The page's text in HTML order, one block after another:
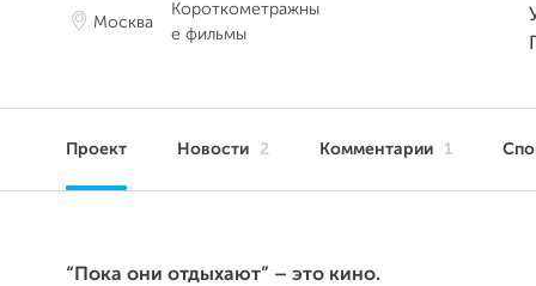
Москва
Короткометражны
е фильмы
Проект Новости 2 Комментарии 1
“Пока они отдыхают” – это кино.